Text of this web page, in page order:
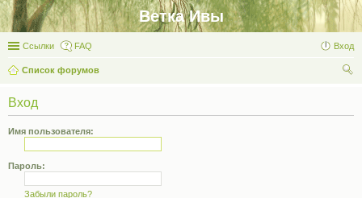
Ветка Ивы
Ссылки FAQ Вход
Список форумов
Вход
Имя пользователя:
Пароль:
Забыли пароль?